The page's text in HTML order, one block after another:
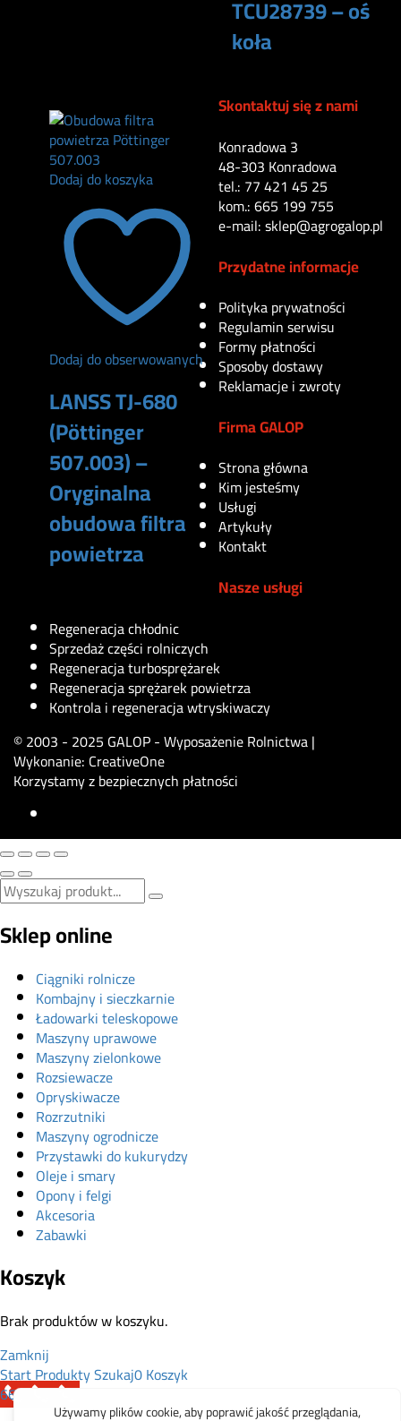
TCU28739 – oś
koła
Dodaj do koszyka
Dodaj do obserwowanych
LANSS TJ-680
(Pöttinger
507.003) –
Oryginalna
obudowa filtra
powietrza
Skontaktuj się z nami
Konradowa 3
48-303 Konradowa
tel.: 77 421 45 25
kom.: 665 199 755
e-mail: sklep@agrogalop.pl
Przydatne informacje
Polityka prywatności
Regulamin serwisu
Formy płatności
Sposoby dostawy
Reklamacje i zwroty
Firma GALOP
Strona główna
Kim jesteśmy
Usługi
Artykuły
Kontakt
Nasze usługi
Regeneracja chłodnic
Sprzedaż części rolniczych
Regeneracja turbosprężarek
Regeneracja sprężarek powietrza
Kontrola i regeneracja wtryskiwaczy
© 2003 - 2025 GALOP - Wyposażenie Rolnictwa |
Wykonanie: CreativeOne
Korzystamy z bezpiecznych płatności
Sklep online
Ciągniki rolnicze
Kombajny i sieczkarnie
Ładowarki teleskopowe
Maszyny uprawowe
Maszyny zielonkowe
Rozsiewacze
Opryskiwacze
Rozrzutniki
Maszyny ogrodnicze
Przystawki do kukurydzy
Oleje i smary
Opony i felgi
Akcesoria
Zabawki
Koszyk
Brak produktów w koszyku.
Zamknij
StartProduktySzukaj0Koszyk
665 199 755